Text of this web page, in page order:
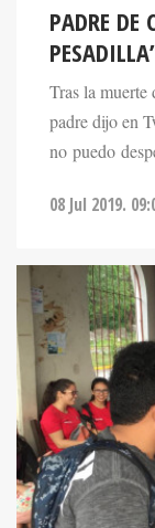
PADRE DE
Tras la muerte
padre dijo en
no puedo
08 Jul 2019.